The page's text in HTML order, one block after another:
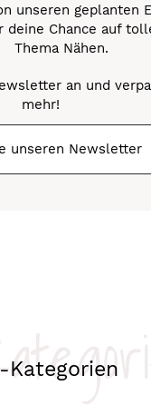
unseren geplanten
deine Chance auf
Thema Nähen.
an und
mehr!
unseren Newsletter
Kategorien